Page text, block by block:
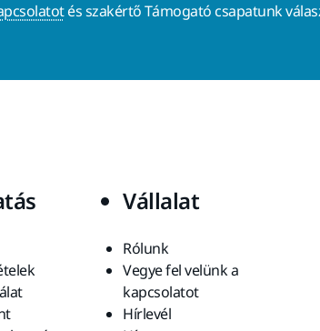
és szakértő Támogató csapatunk
Vállalat
Rólunk
Vegye fel velünk a
kapcsolatot
Hírlevél